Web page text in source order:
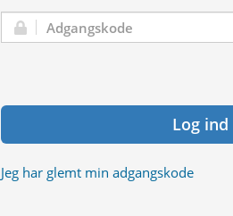
Adgangskode:
Log ind
Jeg har glemt min adgangskode